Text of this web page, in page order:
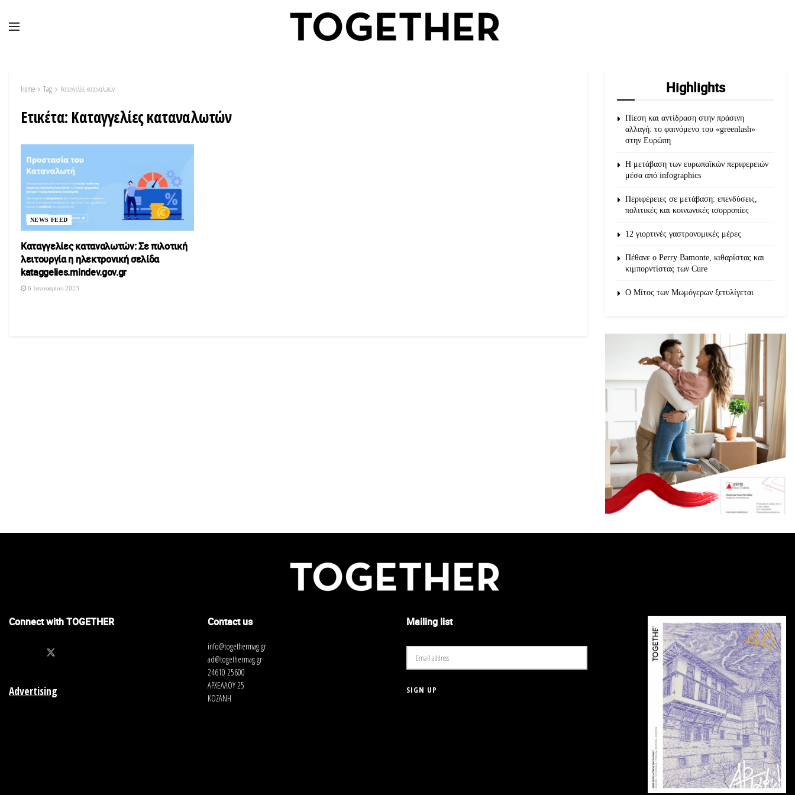
Home Tag Καταγγελίες καταναλωτών
Ετικέτα: Καταγγελίες καταναλωτών
NEWS FEED
Καταγγελίες καταναλωτών: Σε πιλοτική
λειτουργία η ηλεκτρονική σελίδα
kataggelies.mindev.gov.gr
6 Ιανουαρίου 2023
Highlights
Πίεση και αντίδραση στην πράσινη
αλλαγή: το φαινόμενο του «greenlash»
στην Ευρώπη
Η μετάβαση των ευρωπαϊκών περιφερειών
μέσα από infographics
Περιφέρειες σε μετάβαση: επενδύσεις,
πολιτικές και κοινωνικές ισορροπίες
12 γιορτινές γαστρονομικές μέρες
Πέθανε ο Perry Bamonte, κιθαρίστας και
κιμπορντίστας των Cure
O Μίτος των Μωμόγερων ξετυλίγεται
Connect with TOGETHER
Advertising
Contact us
info@togethermag.gr
ad@togethermag.gr
24610 25600
ΑΡΧΕΛΑΟΥ 25
ΚΟΖΑΝΗ
Mailing list